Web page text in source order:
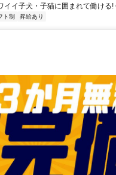
イ子犬・子猫に囲まれて働ける!
ト制 昇給あり